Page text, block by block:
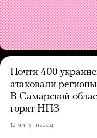
Почти 400
атаковали
В Самарской
горят НПЗ
12 минут назад